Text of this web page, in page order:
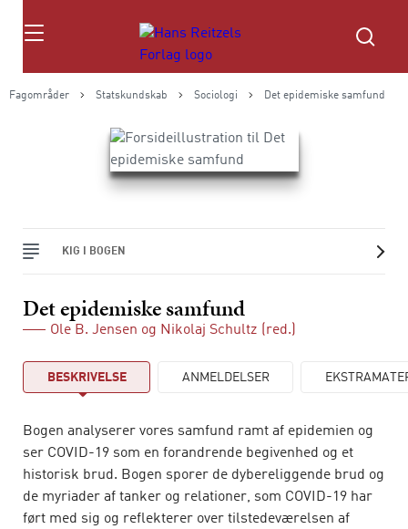
Søg
Fagområder Statskundskab Sociologi Det epidemiske samfund
KIG I BOGEN
Det epidemiske samfund
Ole B. Jensen og Nikolaj Schultz (red.)
BESKRIVELSE ANMELDELSER
Bogen analyserer vores samfund ramt af epidemien og
ser COVID-19 som en forandrende begivenhed og et
historisk brud. Bogen sporer de dybereliggende brud og
de myriader af tanker og relationer, som COVID-19 har
ført med sig og reflekterer over tilstedeværelsen af